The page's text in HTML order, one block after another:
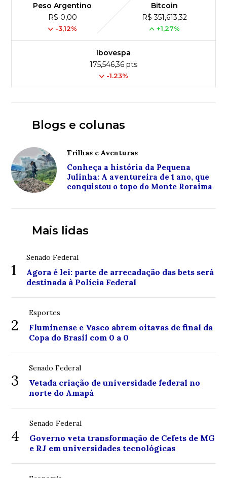
Peso Argentino
R$ 0,00
-3,12%
Bitcoin
R$ 351,613,32
+1,27%
Ibovespa
175,546,36 pts
-1.23%
Blogs e colunas
Trilhas e Aventuras
Conheça a história da Pequena
Julinha: A aventureira de 1 ano, que
conquistou o topo do Monte Roraima
Mais lidas
1
Senado Federal
Agora é lei: parte de arrecadação das bets será
destinada à Polícia Federal
2
Esportes
Fluminense e Vasco abrem oitavas de final da
Copa do Brasil com 0 a 0
3
Senado Federal
Vetada criação de universidade federal no
norte do Amapá
4
Senado Federal
Governo veta transformação de Cefets de MG
e RJ em universidades tecnológicas